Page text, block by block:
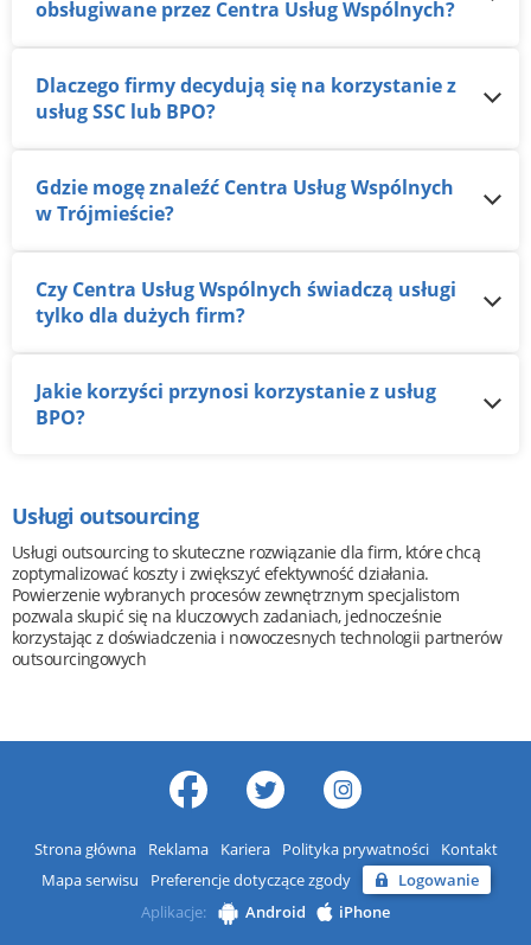
obsługiwane przez Centra Usług Wspólnych?
Dlaczego firmy decydują się na korzystanie z
usług SSC lub BPO?
Gdzie mogę znaleźć Centra Usług Wspólnych
w Trójmieście?
Czy Centra Usług Wspólnych świadczą usługi
tylko dla dużych firm?
Jakie korzyści przynosi korzystanie z usług
BPO?
Usługi outsourcing
Usługi outsourcing to skuteczne rozwiązanie dla firm, które chcą
zoptymalizować koszty i zwiększyć efektywność działania.
Powierzenie wybranych procesów zewnętrznym specjalistom
pozwala skupić się na kluczowych zadaniach, jednocześnie
korzystając z doświadczenia i nowoczesnych technologii partnerów
outsourcingowych
Strona główna Reklama Kariera Polityka prywatności
Kontakt
Mapa serwisu
Preferencje dotyczące zgody
Logowanie
Aplikacje:
Android
iPhone